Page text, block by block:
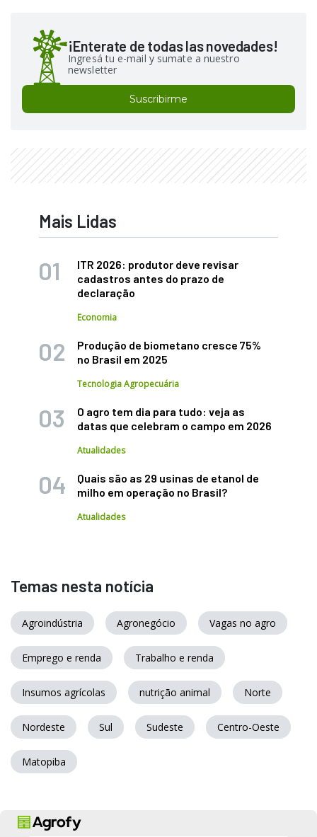
¡Enterate de todas las novedades!
Ingresá tu e-mail y sumate a nuestro
newsletter
Suscribirme
Mais Lidas
ITR 2026: produtor deve revisar
cadastros antes do prazo de
declaração
Economia
Produção de biometano cresce 75%
no Brasil em 2025
Tecnologia Agropecuária
O agro tem dia para tudo: veja as
datas que celebram o campo em 2026
Atualidades
Quais são as 29 usinas de etanol de
milho em operação no Brasil?
Atualidades
Temas nesta notícia
Agroindústria Agronegócio Vagas no agro
Emprego e renda Trabalho e renda
Insumos agrícolas nutrição animal Norte
Nordeste Sul Sudeste Centro-Oeste
Matopiba